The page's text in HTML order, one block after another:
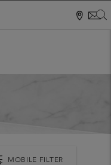
MOBILE FILTER